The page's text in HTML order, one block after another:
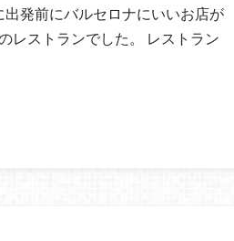
発前にバルセロナにいいお店が
レストランでした。 レストラン